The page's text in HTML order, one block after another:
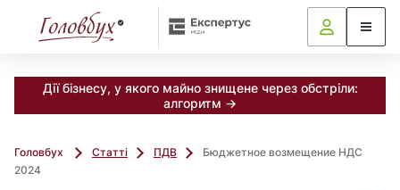
Дії бізнесу, у якого майно знищене через обстріли:
алгоритм →
Головбух Статті ПДВ
Бюджетное возмещение НДС
2024